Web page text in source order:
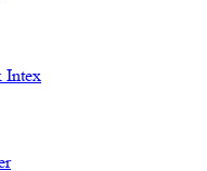
Intex